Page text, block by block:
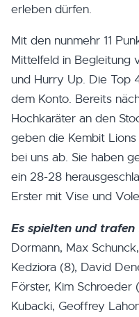
erleben dürfen.
Mit den nunmehr 11
Mittelfeld in Begleitung
und Hurry Up. Die Top
dem Konto. Bereits
Hochkaräter an den
geben die Kembit
bei uns ab. Sie haben
ein 28-28
Erster mit Vise und
Es spielten und trafen
Dormann, Max
Kedziora (8), David
Förster, Kim Schroeder
Kubacki, Geoffrey